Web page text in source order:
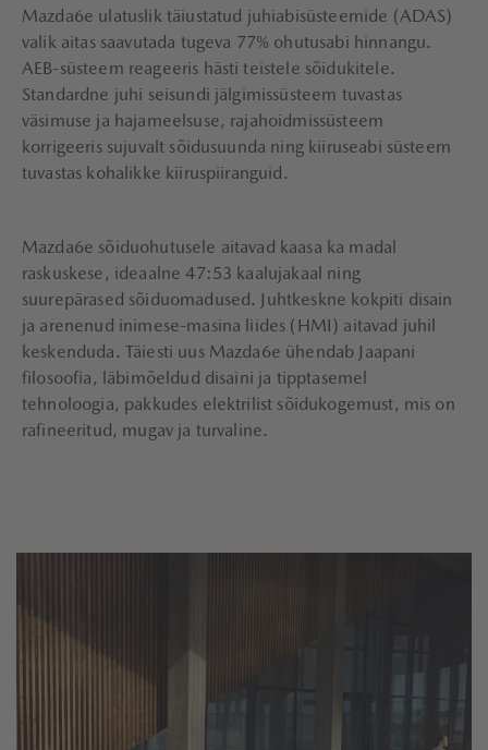
Mazda6e ulatuslik täiustatud juhiabisüsteemide (ADAS)
valik aitas saavutada tugeva 77% ohutusabi hinnangu.
AEB-süsteem reageeris hästi teistele sõidukitele.
Standardne juhi seisundi jälgimissüsteem tuvastas
väsimuse ja hajameelsuse, rajahoidmissüsteem
korrigeeris sujuvalt sõidusuunda ning kiiruseabi süsteem
tuvastas kohalikke kiiruspiiranguid.
Mazda6e sõiduohutusele aitavad kaasa ka madal
raskuskese, ideaalne 47:53 kaalujakaal ning
suurepärased sõiduomadused. Juhtkeskne kokpiti disain
ja arenenud inimese-masina liides (HMI) aitavad juhil
keskenduda. Täiesti uus Mazda6e ühendab Jaapani
filosoofia, läbimõeldud disaini ja tipptasemel
tehnoloogia, pakkudes elektrilist sõidukogemust, mis on
rafineeritud, mugav ja turvaline.